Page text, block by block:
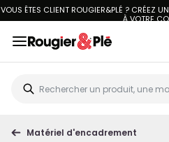
DÈS 70€.VOIR CONDITIONS
Matériel d'encadrement